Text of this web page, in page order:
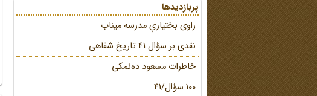
پربازدیدها
راوی بختیاریِ مدرسه میناب
نقدی بر سؤال 41 تاریخ شفاهی
خاطرات مسعود ده‌نمکی
100 سؤال/41